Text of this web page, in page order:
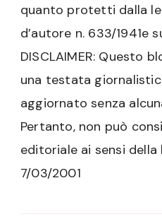
quanto protetti dalla
d’autore n. 633/1941e
DISCLAIMER: Questo
una testata
aggiornato senza
Pertanto, non può
editoriale ai sensi della
7/03/2001